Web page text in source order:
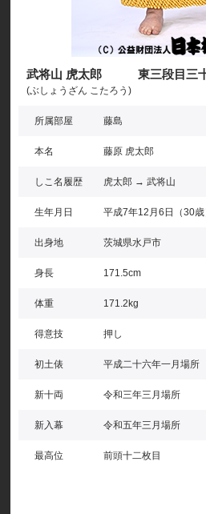
武将山 虎太郎 東三段目三十
(ぶしょうざん こたろう)
所属部屋 藤島
本名 藤原 虎太郎
しこ名履歴 虎太郎 → 武将山
生年月日 平成7年12月6日（30歳
出身地 茨城県水戸市
身長 171.5cm
体重 171.2kg
得意技 押し
初土俵 平成二十六年一月場所
新十両 令和三年三月場所
新入幕 令和五年三月場所
最高位 前頭十二枚目